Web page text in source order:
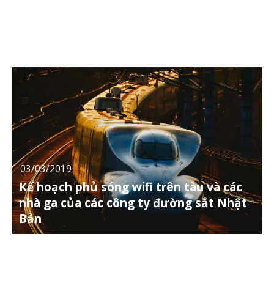
03/03/2019
Kế hoạch phủ sóng wifi trên tàu và các
nhà ga của các công ty đường sắt Nhật
Bản